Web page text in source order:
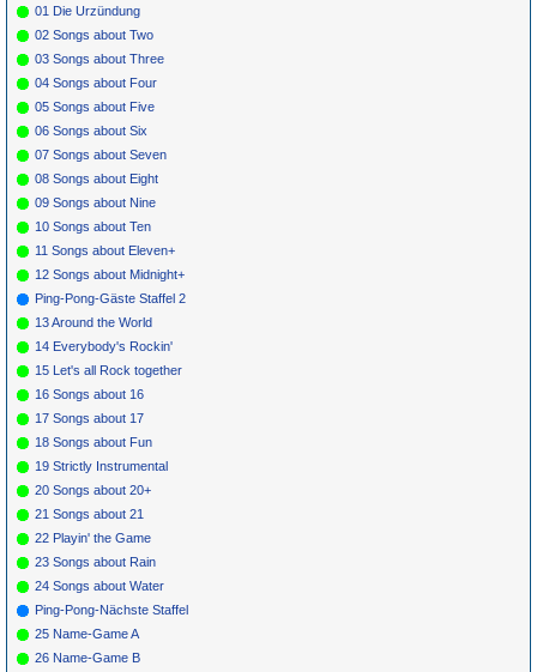
01 Die Urzündung
02 Songs about Two
03 Songs about Three
04 Songs about Four
05 Songs about Five
06 Songs about Six
07 Songs about Seven
08 Songs about Eight
09 Songs about Nine
10 Songs about Ten
11 Songs about Eleven+
12 Songs about Midnight+
Ping-Pong-Gäste Staffel 2
13 Around the World
14 Everybody's Rockin'
15 Let's all Rock together
16 Songs about 16
17 Songs about 17
18 Songs about Fun
19 Strictly Instrumental
20 Songs about 20+
21 Songs about 21
22 Playin' the Game
23 Songs about Rain
24 Songs about Water
Ping-Pong-Nächste Staffel
25 Name-Game A
26 Name-Game B